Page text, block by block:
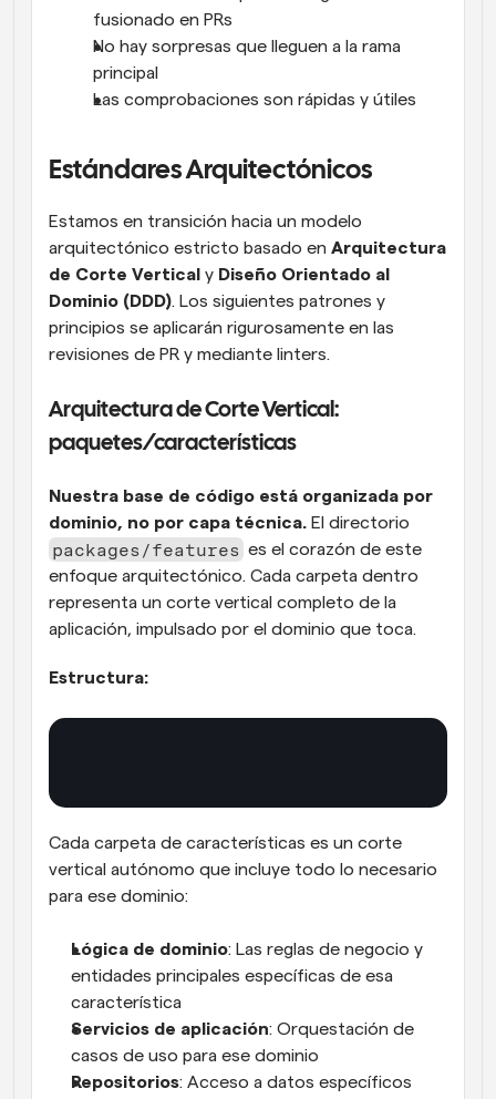
fusionado en PRs
No hay sorpresas que lleguen a la rama
principal
Las comprobaciones son rápidas y útiles
Estándares Arquitectónicos
Estamos en transición hacia un modelo
arquitectónico estricto basado en Arquitectura
de Corte Vertical y Diseño Orientado al
Dominio (DDD). Los siguientes patrones y
principios se aplicarán rigurosamente en las
revisiones de PR y mediante linters.
Arquitectura de Corte Vertical:
paquetes/características
Nuestra base de código está organizada por
dominio, no por capa técnica.
packages/features es el corazón de este
enfoque arquitectónico. Cada carpeta dentro
representa un corte vertical completo de la
aplicación, impulsado por el dominio que toca.
Estructura:
Cada carpeta de características es un corte
vertical autónomo que incluye todo lo necesario
para ese dominio:
Lógica de dominio: Las reglas de negocio y
entidades principales específicas de esa
característica
Servicios de aplicación: Orquestación de
casos de uso para ese dominio
Repositorios: Acceso a datos específicos